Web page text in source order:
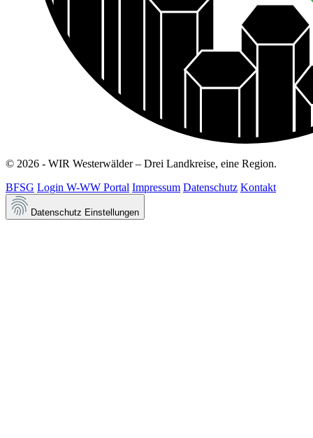
© 2026 - WIR Westerwälder – Drei Landkreise, eine Region.
BFSG Login W-WW Portal Impressum Datenschutz Kontakt
Datenschutz Einstellungen